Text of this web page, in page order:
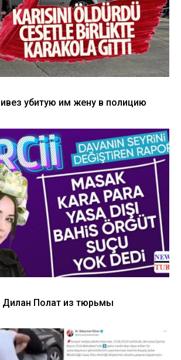
убитую им жену в полицию
Дилан Полат из тюрьмы